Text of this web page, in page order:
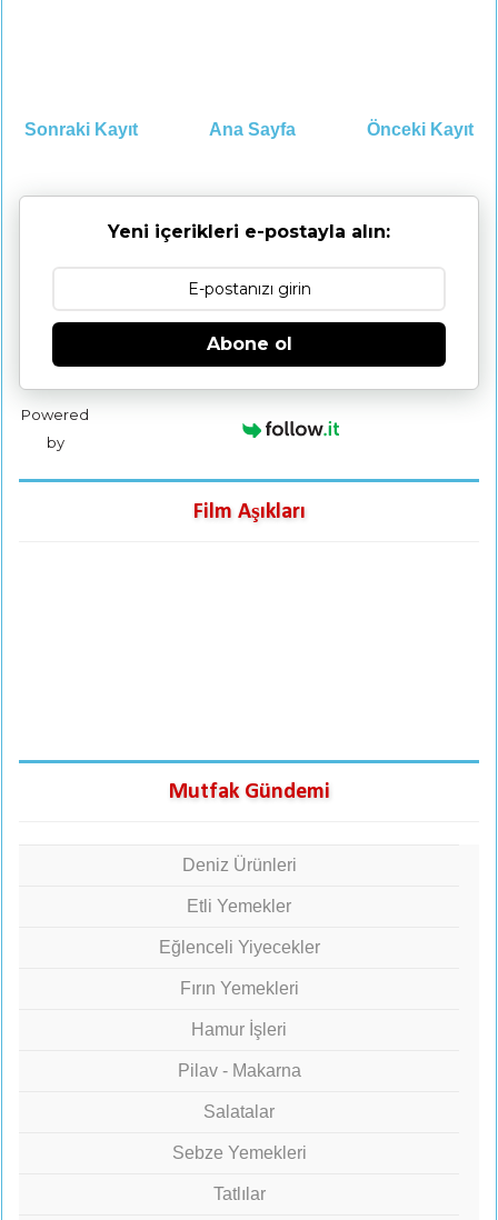
Sonraki Kayıt Önceki Kayıt
Ana Sayfa
Yeni içerikleri e-postayla alın:
Abone ol
Powered
by
Film Aşıkları
Mutfak Gündemi
Deniz Ürünleri
Etli Yemekler
Eğlenceli Yiyecekler
Fırın Yemekleri
Hamur İşleri
Pilav - Makarna
Salatalar
Sebze Yemekleri
Tatlılar